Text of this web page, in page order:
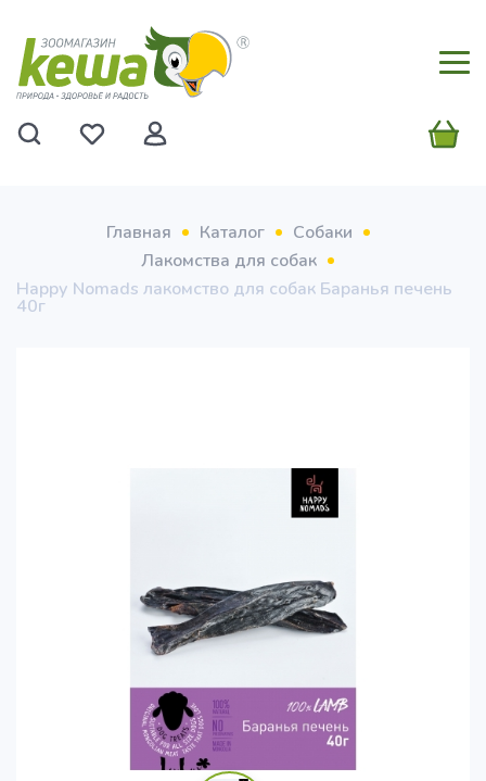
Главная Каталог
Собаки
Лакомства для собак
Нарру Nomads лакомство для собак Баранья печень
40г